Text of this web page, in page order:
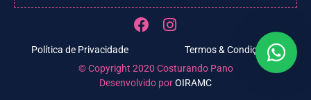
Política de Privacidade
Termos & Condições
© Copyright 2020 Costurando Pano
Desenvolvido porOIRAMC